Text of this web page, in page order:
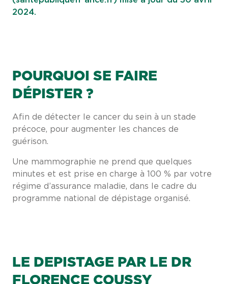
2024.
POURQUOI SE FAIRE
DÉPISTER ?
Afin de détecter le cancer du sein à un stade
précoce, pour augmenter les chances de
guérison.
Une mammographie ne prend que quelques
minutes et est prise en charge à 100 % par votre
régime d’assurance maladie, dans le cadre du
programme national de dépistage organisé.
LE DEPISTAGE PAR LE DR
FLORENCE COUSSY